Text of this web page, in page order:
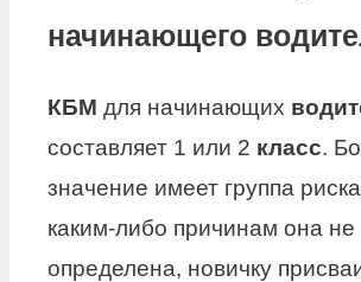
начинающего
КБМ для начинающих
составляет 1 или 2 класс.
значение имеет группа
каким-либо причинам она не
определена, новичку